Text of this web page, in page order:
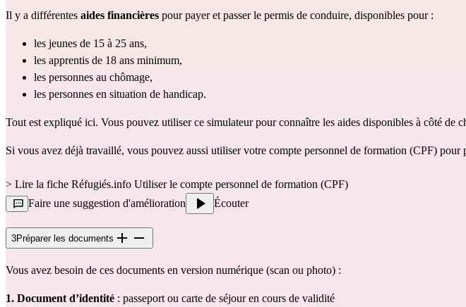
Il y a différentes aides financières pour payer et passer le permis de conduire, disponibles pour :
les jeunes de 15 à 25 ans,
les apprentis de 18 ans minimum,
les personnes au chômage,
les personnes en situation de handicap.
Tout est expliqué ici. Vous pouvez utiliser ce simulateur pour connaître les aides disponibles à côté de
Si vous avez déjà travaillé, vous pouvez aussi utiliser votre compte personnel de formation (CPF)
> Lire la fiche Réfugiés.info Utiliser le compte personnel de formation (CPF)
Faire une suggestion d'amélioration
Écouter
3Préparer les documents
Vous avez besoin de ces documents en version numérique (scan ou photo) :
1. Document d’identité : passeport ou carte de séjour en cours de validité